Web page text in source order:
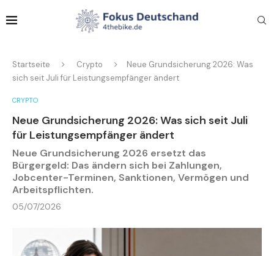
Startseite Crypto
Neue Grundsicherung 2026: Was
sich seit Juli für Leistungsempfänger ändert
CRYPTO
Neue Grundsicherung 2026: Was sich seit Juli
für Leistungsempfänger ändert
Neue Grundsicherung 2026 ersetzt das
Bürgergeld: Das ändern sich bei Zahlungen,
Jobcenter-Terminen, Sanktionen, Vermögen und
Arbeitspflichten.
05/07/2026